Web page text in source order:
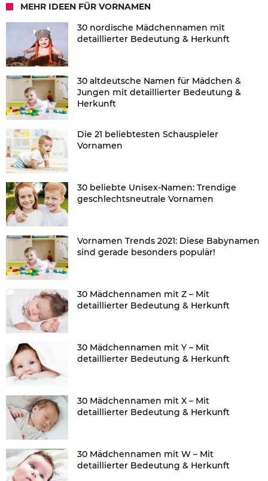
MEHR IDEEN FÜR VORNAMEN
30 nordische Mädchennamen mit
detaillierter Bedeutung & Herkunft
30 altdeutsche Namen für Mädchen &
Jungen mit detaillierter Bedeutung &
Herkunft
Die 21 beliebtesten Schauspieler
Vornamen
30 beliebte Unisex-Namen: Trendige
geschlechtsneutrale Vornamen
Vornamen Trends 2021: Diese Babynamen
sind gerade besonders populär!
30 Mädchennamen mit Z – Mit
detaillierter Bedeutung & Herkunft
30 Mädchennamen mit Y – Mit
detaillierter Bedeutung & Herkunft
30 Mädchennamen mit X – Mit
detaillierter Bedeutung & Herkunft
30 Mädchennamen mit W – Mit
detaillierter Bedeutung & Herkunft